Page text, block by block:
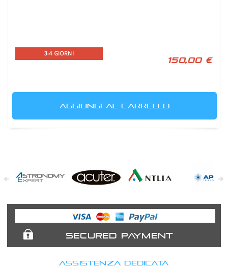
3-4 GIORNI
150,00 €
AGGIUNGI AL CARRELLO
Expert
Telescopes
SECURED PAYMENT
ASSISTENZA DEDICATA